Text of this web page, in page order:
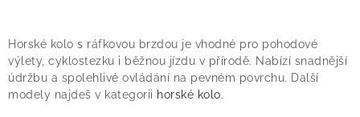
v
l
á
d
Horské kolo s ráfkovou brzdou je vhodné pro pohodové
výlety, cyklostezku i běžnou jízdu v přírodě. Nabízí snadnější
údržbu a spolehlivé ovládání na pevném povrchu. Další
modely najdeš v kategorii horské kolo.